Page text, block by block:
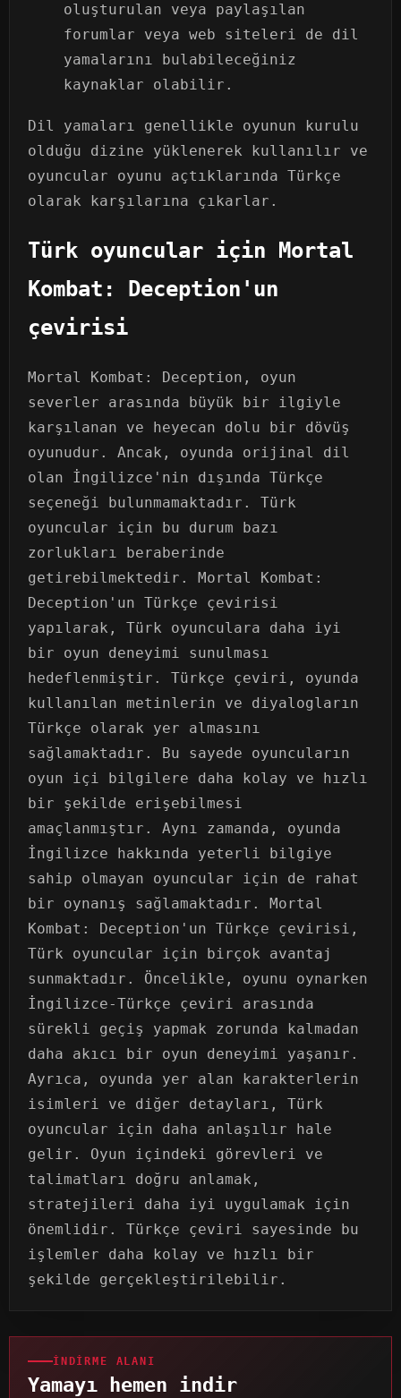
oluşturulan veya paylaşılan
forumlar veya web siteleri de dil
yamalarını bulabileceğiniz
kaynaklar olabilir.
Dil yamaları genellikle oyunun kurulu
olduğu dizine yüklenerek kullanılır ve
oyuncular oyunu açtıklarında Türkçe
olarak karşılarına çıkarlar.
Türk oyuncular için Mortal
Kombat: Deception'un
çevirisi
Mortal Kombat: Deception, oyun
severler arasında büyük bir ilgiyle
karşılanan ve heyecan dolu bir dövüş
oyunudur. Ancak, oyunda orijinal dil
olan İngilizce'nin dışında Türkçe
seçeneği bulunmamaktadır. Türk
oyuncular için bu durum bazı
zorlukları beraberinde
getirebilmektedir. Mortal Kombat:
Deception'un Türkçe çevirisi
yapılarak, Türk oyunculara daha iyi
bir oyun deneyimi sunulması
hedeflenmiştir. Türkçe çeviri, oyunda
kullanılan metinlerin ve diyalogların
Türkçe olarak yer almasını
sağlamaktadır. Bu sayede oyuncuların
oyun içi bilgilere daha kolay ve hızlı
bir şekilde erişebilmesi
amaçlanmıştır. Aynı zamanda, oyunda
İngilizce hakkında yeterli bilgiye
sahip olmayan oyuncular için de rahat
bir oynanış sağlamaktadır. Mortal
Kombat: Deception'un Türkçe çevirisi,
Türk oyuncular için birçok avantaj
sunmaktadır. Öncelikle, oyunu oynarken
İngilizce-Türkçe çeviri arasında
sürekli geçiş yapmak zorunda kalmadan
daha akıcı bir oyun deneyimi yaşanır.
Ayrıca, oyunda yer alan karakterlerin
isimleri ve diğer detayları, Türk
oyuncular için daha anlaşılır hale
gelir. Oyun içindeki görevleri ve
talimatları doğru anlamak,
stratejileri daha iyi uygulamak için
önemlidir. Türkçe çeviri sayesinde bu
işlemler daha kolay ve hızlı bir
şekilde gerçekleştirilebilir.
İNDIRME ALANI
Yamayı hemen indir